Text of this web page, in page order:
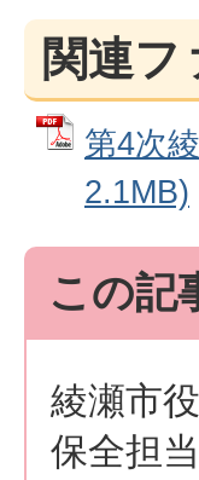
関連フ
第4次
2.1MB)
この記
綾瀬市
保全担当